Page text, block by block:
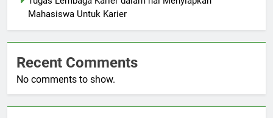
Mahasiswa Untuk Karier
Recent Comments
No comments to show.